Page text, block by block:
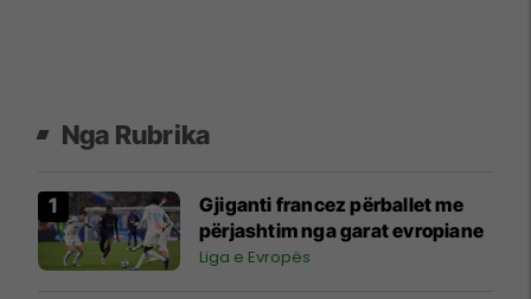
Nga Rubrika
Gjiganti francez përballet me
përjashtim nga garat evropiane
Liga e Evropës